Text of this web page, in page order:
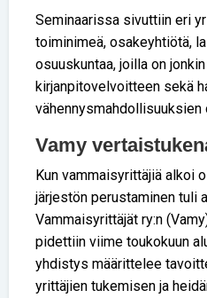
Seminaarissa sivuttiin eri
toiminimeä, osakeyhtiötä,
osuuskuntaa, joilla on
kirjanpitovelvoitteen sekä
vähennysmahdollisuuksien
Vamy
Kun vammaisyrittäjiä alkoi
järjestön perustaminen tuli
Vammaisyrittäjät ry:n
pidettiin viime toukokuun
yhdistys määrittelee
yrittäjien tukemisen ja